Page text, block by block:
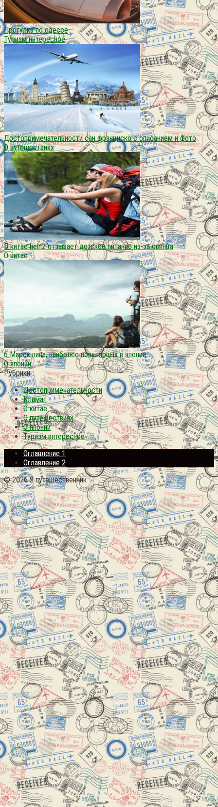
Прогулка по одессе
Туризм интересное
Достопримечательности сан франциско с описанием и фото
О путешествиях
В китае heinz отзывает детское питание из-за свинца
О китае
6 Марок пива, наиболее популярных в японии
О японии
Рубрики
Достопримечательности
Климат
О китае
О путешествиях
О японии
Туризм интересное
Оглавление 1
Оглавление 2
© 2026 Я путешественник